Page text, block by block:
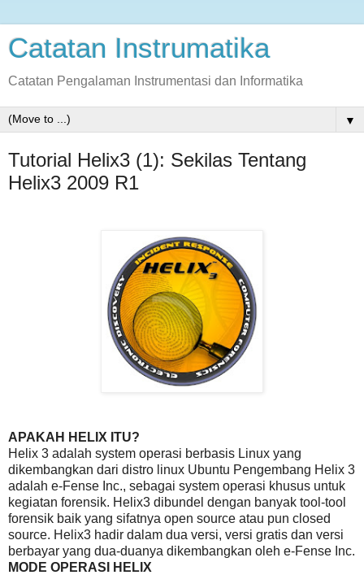
Catatan Instrumatika
Catatan Pengalaman Instrumentasi dan Informatika
▼
Tutorial Helix3 (1): Sekilas Tentang
Helix3 2009 R1
APAKAH HELIX ITU?
Helix 3 adalah system operasi berbasis Linux yang
dikembangkan dari distro linux Ubuntu Pengembang Helix 3
adalah e-Fense Inc., sebagai system operasi khusus untuk
kegiatan forensik. Helix3 dibundel dengan banyak tool-tool
forensik baik yang sifatnya open source atau pun closed
source. Helix3 hadir dalam dua versi, versi gratis dan versi
berbayar yang dua-duanya dikembangkan oleh e-Fense Inc.
MODE OPERASI HELIX